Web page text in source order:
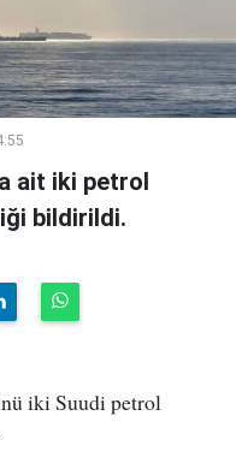
ait iki petrol
bildirildi.
iki Suudi petrol